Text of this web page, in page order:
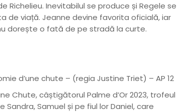
Richelieu. Inevitabilul se produce și Regele se
viață. Jeanne devine favorita oficială, iar
dorește o fată de pe stradă la curte.
d’une chute – (regia Justine Triet) – AP 12
Chute, câștigătorul Palme d’Or 2023, trofeul
Samuel și pe fiul lor Daniel, care